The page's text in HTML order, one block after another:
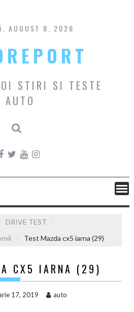
content
AUGUST 8, 2026
STIRI SI TESTE
AUTO
DRIVE TEST
Test Mazda cx5 iarna (29)
CX5 IARNA (29)
17, 2019 auto